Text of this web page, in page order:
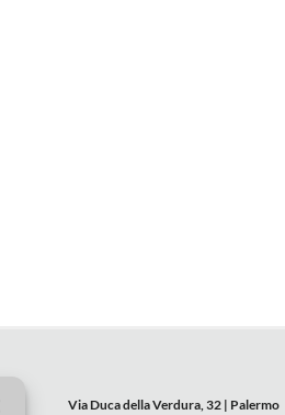
Via Duca della Verdura, 32 | Palermo